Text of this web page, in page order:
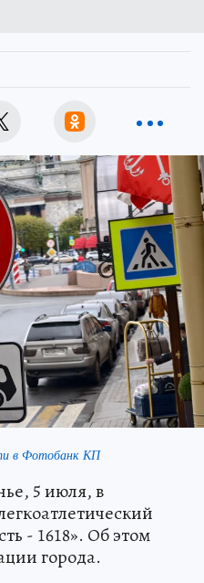
в Фотобанк КП
5 июля, в
- 1618». Об этом
города.